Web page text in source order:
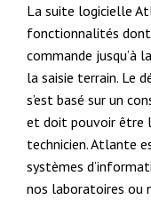
La suite logicielle
fonctionnalités dont
commande jusqu’à
la saisie terrain. Le
s’est basé sur un
et doit pouvoir être
technicien. Atlante
systèmes
nos laboratoires ou